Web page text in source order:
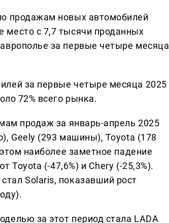
продажам новых автомобилей
с 7,7 тысячи проданных
за первые четыре месяца
за первые четыре месяца 2025
72% всего рынка.
продаж за январь-апрель 2025
Geely (293 машины), Toyota (178
наиболее заметное падение
Toyota (-47,6%) и Chery (-25,3%).
Solaris, показавший рост
за этот период стала LADA